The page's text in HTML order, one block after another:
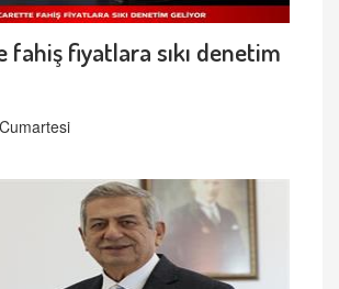
fiyatlara sıkı denetim